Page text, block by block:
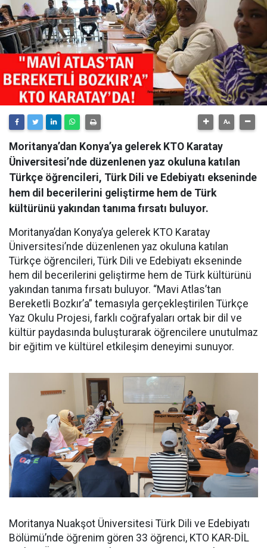
Moritanya’dan Konya’ya gelerek KTO Karatay
Üniversitesi’nde düzenlenen yaz okuluna katılan
Türkçe öğrencileri, Türk Dili ve Edebiyatı ekseninde
hem dil becerilerini geliştirme hem de Türk
kültürünü yakından tanıma fırsatı buluyor.
Moritanya’dan Konya’ya gelerek KTO Karatay
Üniversitesi’nde düzenlenen yaz okuluna katılan
Türkçe öğrencileri, Türk Dili ve Edebiyatı ekseninde
hem dil becerilerini geliştirme hem de Türk kültürünü
yakından tanıma fırsatı buluyor. “Mavi Atlas’tan
Bereketli Bozkır’a” temasıyla gerçekleştirilen Türkçe
Yaz Okulu Projesi, farklı coğrafyaları ortak bir dil ve
kültür paydasında buluşturarak öğrencilere unutulmaz
bir eğitim ve kültürel etkileşim deneyimi sunuyor.
Moritanya Nuakşot Üniversitesi Türk Dili ve Edebiyatı
Bölümü’nde öğrenim gören 33 öğrenci, KTO KAR-DİL